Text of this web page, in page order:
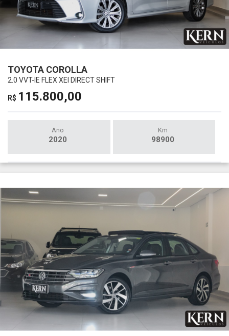
TOYOTA COROLLA
2.0 VVT-IE FLEX XEI DIRECT SHIFT
R$ 115.800,00
Ano
2020
Km
98900